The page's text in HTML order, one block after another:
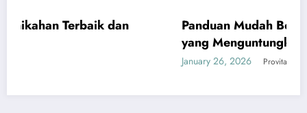
dan UMUM
Panduan Mudah Beli Cincin Berlian
yang Menguntungkan
Provitamon